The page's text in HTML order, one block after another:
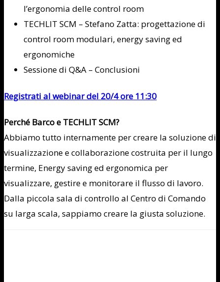
l’ergonomia delle control room
TECHLIT SCM – Stefano Zatta: progettazione di
control room modulari, energy saving ed
ergonomiche
Sessione di Q&A – Conclusioni
Registrati al webinar del 20/4 ore 11:30
Perché Barco e TECHLIT SCM?
Abbiamo tutto internamente per creare la soluzione di
visualizzazione e collaborazione costruita per il lungo
termine, Energy saving ed ergonomica per
visualizzare, gestire e monitorare il flusso di lavoro.
Dalla piccola sala di controllo al Centro di Comando
su larga scala, sappiamo creare la giusta soluzione.